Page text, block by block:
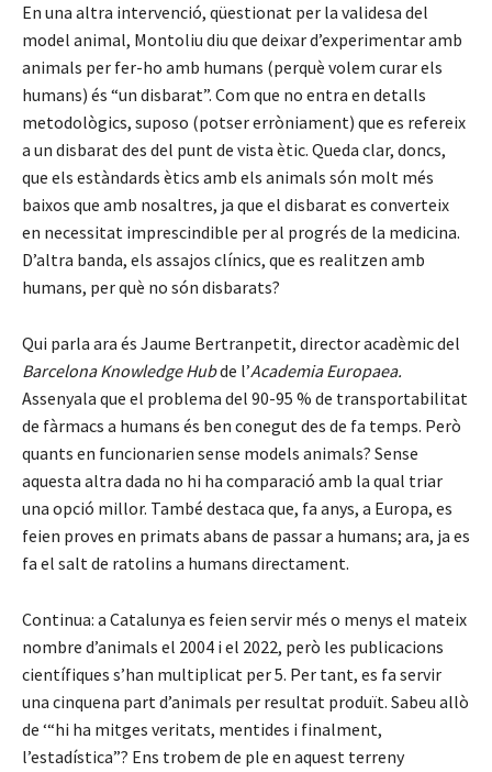
En una altra intervenció, qüestionat per la validesa del
model animal, Montoliu diu que deixar d’experimentar amb
animals per fer-ho amb humans (perquè volem curar els
humans) és “un disbarat”. Com que no entra en detalls
metodològics, suposo (potser erròniament) que es refereix
a un disbarat des del punt de vista ètic. Queda clar, doncs,
que els estàndards ètics amb els animals són molt més
baixos que amb nosaltres, ja que el disbarat es converteix
en necessitat imprescindible per al progrés de la medicina.
D’altra banda, els assajos clínics, que es realitzen amb
humans, per què no són disbarats?
Qui parla ara és Jaume Bertranpetit, director acadèmic del
Barcelona Knowledge Hubde l’Academia Europaea.
Assenyala que el problema del 90-95 % de transportabilitat
de fàrmacs a humans és ben conegut des de fa temps. Però
quants en funcionarien sense models animals? Sense
aquesta altra dada no hi ha comparació amb la qual triar
una opció millor. També destaca que, fa anys, a Europa, es
feien proves en primats abans de passar a humans; ara, ja es
fa el salt de ratolins a humans directament.
Continua: a Catalunya es feien servir més o menys el mateix
nombre d’animals el 2004 i el 2022, però les publicacions
científiques s’han multiplicat per 5. Per tant, es fa servir
una cinquena part d’animals per resultat produït. Sabeu allò
de ‘“hi ha mitges veritats, mentides i finalment,
l’estadística”? Ens trobem de ple en aquest terreny